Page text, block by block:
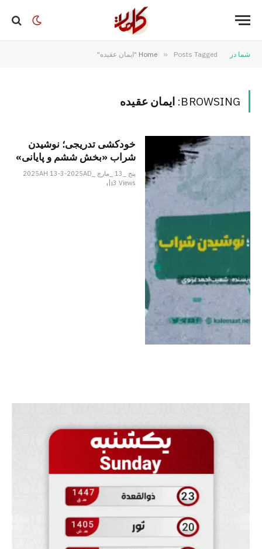
شما در Home » Posts Tagged "ایمان عقیده"
BROWSING: ایمان عقیده
خودکشی تدریجی؛ نوشیدن
شراب «بخش ششم و پایانی»
پنج _13 _مارچ _2025AH 13-3-2025AD
3Views